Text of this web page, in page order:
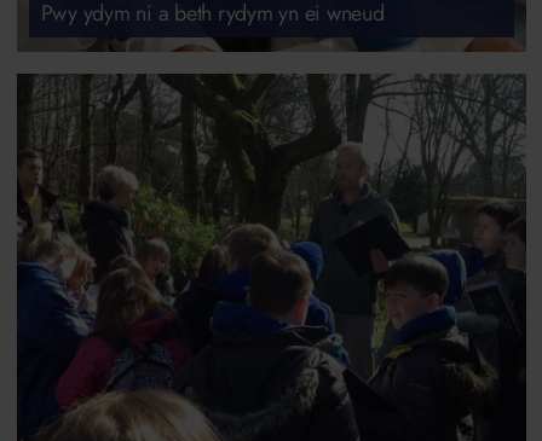
Pwy ydym ni a beth rydym yn ei wneud